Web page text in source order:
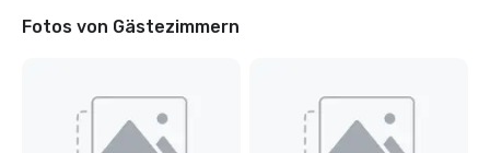
Fotos von Gästezimmern